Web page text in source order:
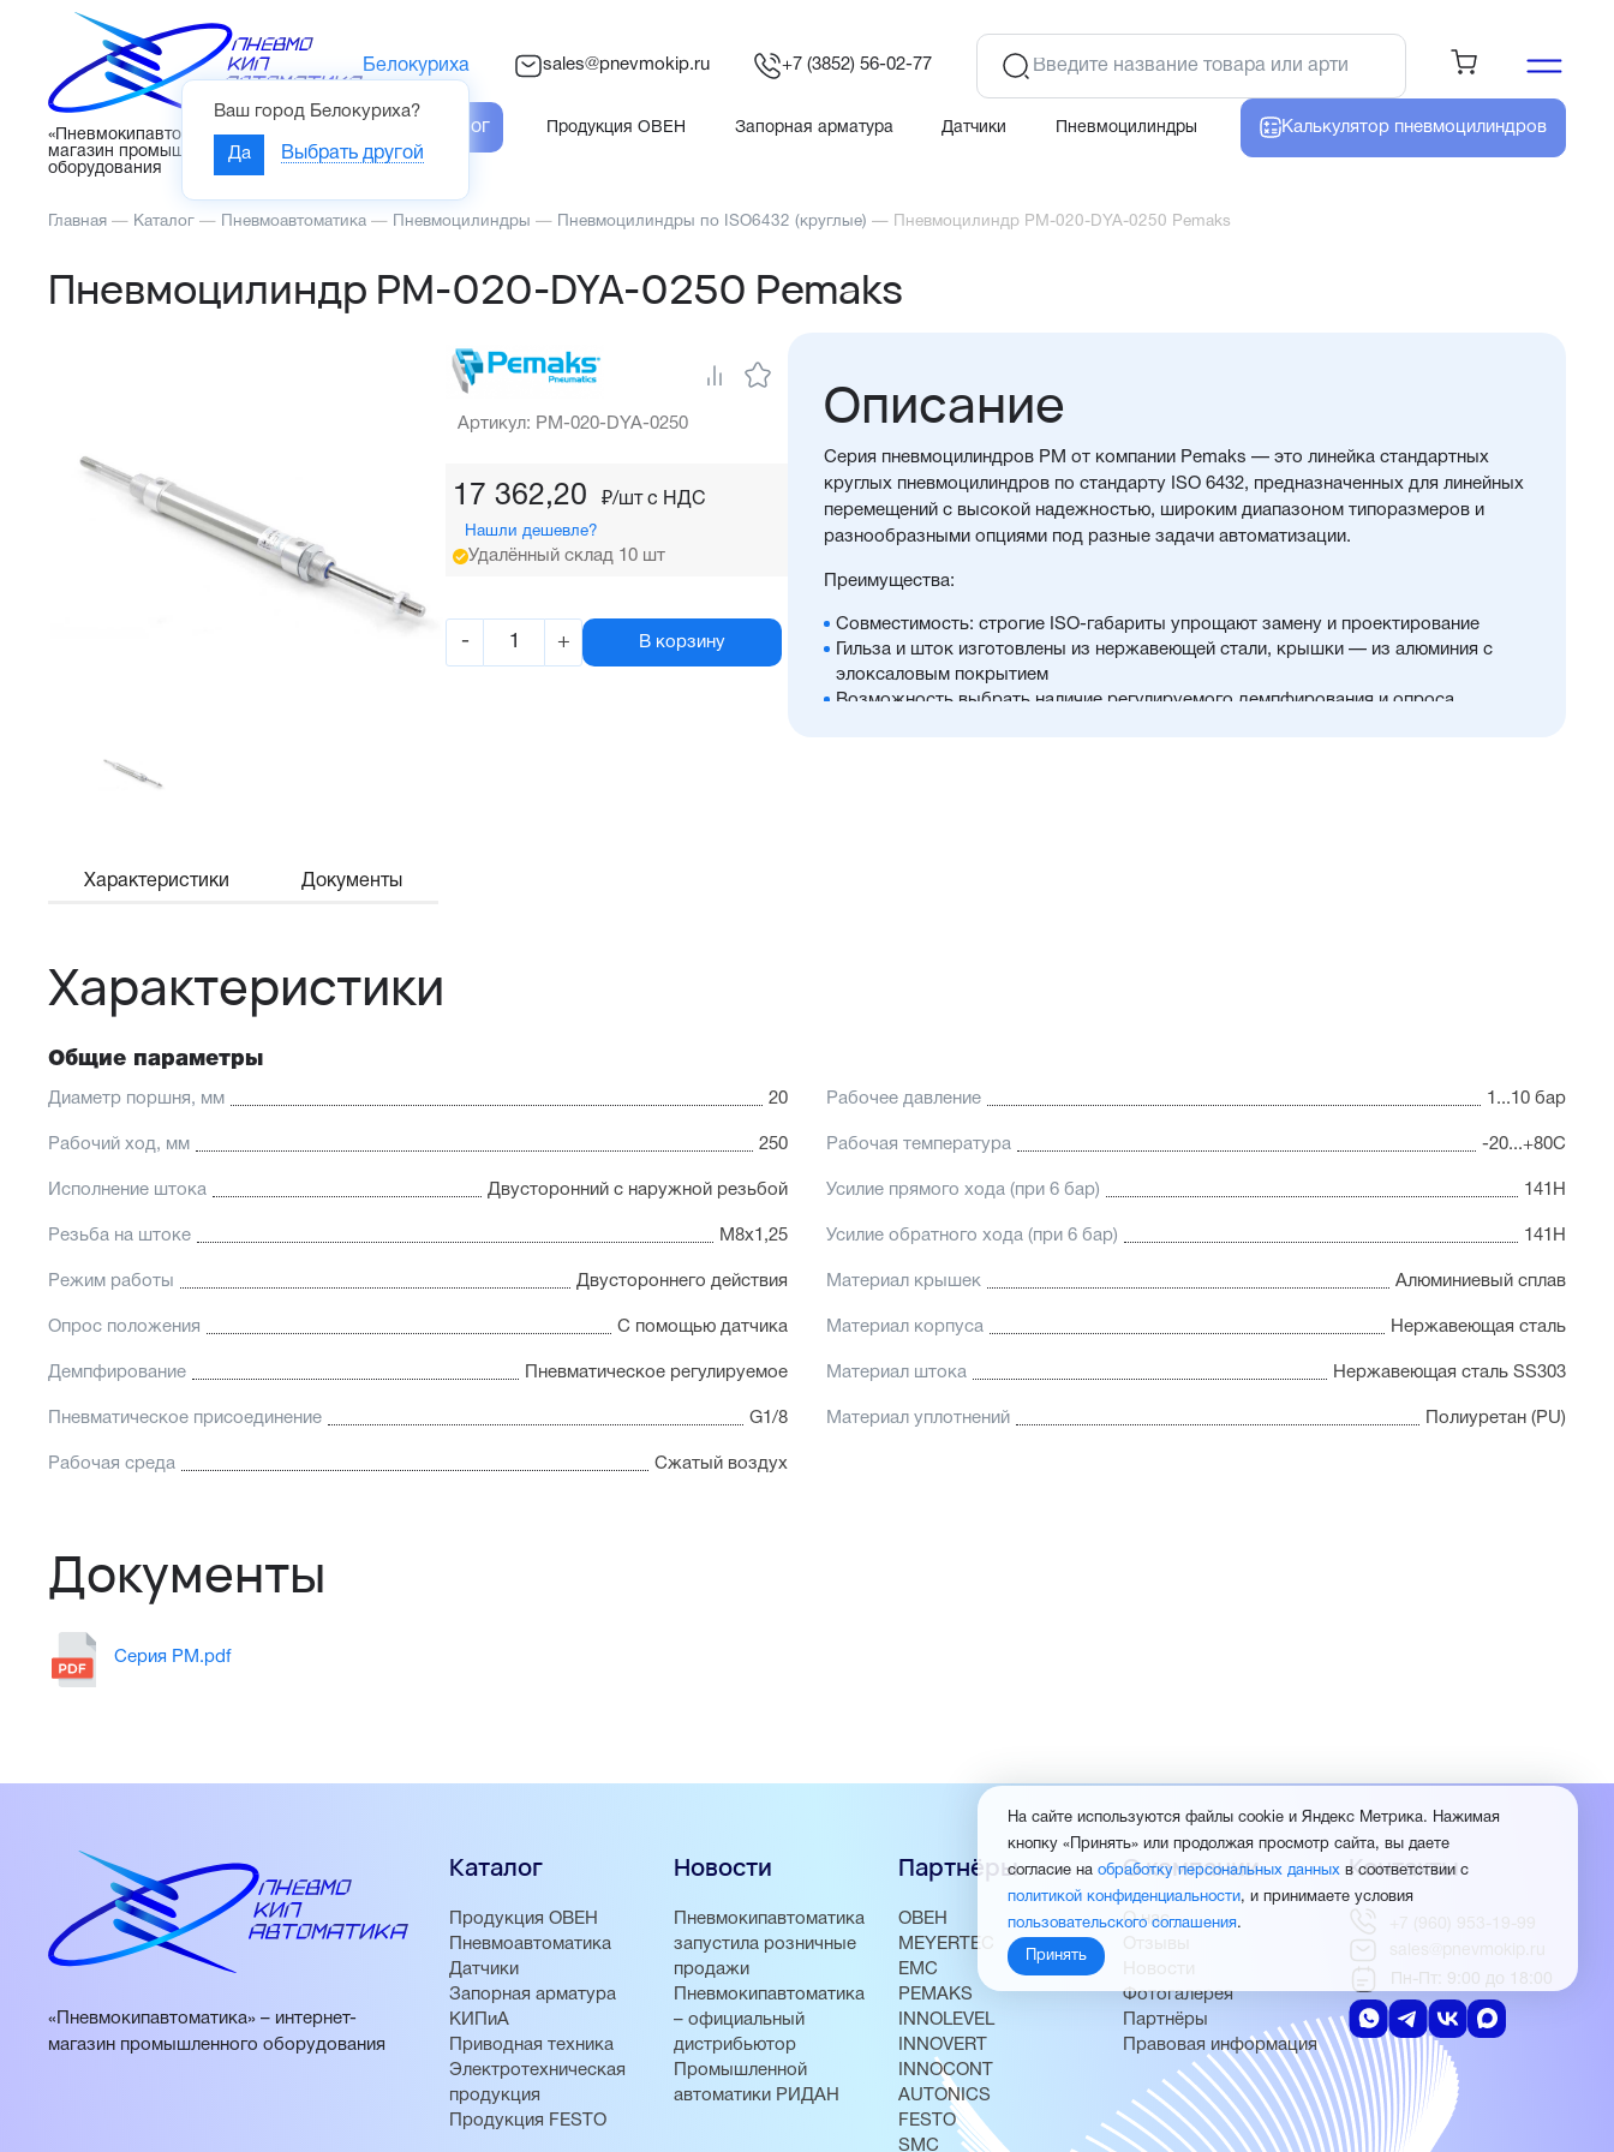
«Пневмокипавтоматика» – интернет-
магазин промышленного
оборудования
Белокуриха
Ваш город Белокуриха?
Да Выбрать другой
sales@pnevmokip.ru +7 (3852) 56-02-77
Каталог Продукция ОВЕН Запорная арматура Датчики Пневмоцилиндры Калькулятор пневмоцилиндров
Главная — Каталог — Пневмоавтоматика — Пневмоцилиндры — Пневмоцилиндры по ISO6432 (круглые) — Пневмоцилиндр PM-020-DYA-0250 Pemaks
Пневмоцилиндр PM-020-DYA-0250 Pemaks
Артикул: PM-020-DYA-0250
17 362,20 ₽/шт c НДС
Нашли дешевле?
Удалённый склад 10 шт
- + В корзину
Описание
Серия пневмоцилиндров PM от компании Pemaks — это линейка стандартных
круглых пневмоцилиндров по стандарту ISO 6432, предназначенных для линейных
перемещений с высокой надежностью, широким диапазоном типоразмеров и
разнообразными опциями под разные задачи автоматизации.
Преимущества:
Совместимость: строгие ISO-габариты упрощают замену и проектирование
Гильза и шток изготовлены из нержавеющей стали, крышки — из алюминия с
элоксаловым покрытием
Возможность выбрать наличие регулируемого демпфирования и опроса
Характеристики Документы
Характеристики
Общие параметры
Диаметр поршня, мм 20 Рабочее давление 1...10 бар
Рабочий ход, мм 250 Рабочая температура -20...+80С
Исполнение штока Двусторонний с наружной резьбой Усилие прямого хода (при 6 бар) 141Н
Резьба на штоке М8х1,25 Усилие обратного хода (при 6 бар) 141Н
Режим работы Двустороннего действия Материал крышек Алюминиевый сплав
Опрос положения С помощью датчика Материал корпуса Нержавеющая сталь
Демпфирование Пневматическое регулируемое Материал штока Нержавеющая сталь SS303
Пневматическое присоединение G1/8 Материал уплотнений Полиуретан (PU)
Рабочая среда Сжатый воздух
Документы
Серия PM.pdf
«Пневмокипавтоматика» – интернет-
магазин промышленного оборудования
Каталог
Продукция ОВЕН
Пневмоавтоматика
Датчики
Запорная арматура
КИПиА
Приводная техника
Электротехническая
продукция
Продукция FESTO
Новости
Пневмокипавтоматика
запустила розничные
продажи
Пневмокипавтоматика
– официальный
дистрибьютор
Промышленной
автоматики РИДАН
Партнёры
ОВЕН
MEYERTEC
EMC
PEMAKS
INNOLEVEL
INNOVERT
INNOCONT
AUTONICS
FESTO
SMC
О компании
О нас
Отзывы
Новости
Фотогалерея
Партнёры
Правовая информация
Контакты
+7 (960) 953-19-99
sales@pnevmokip.ru
Пн-Пт: 9:00 до 18:00
На сайте используются файлы cookie и Яндекс Метрика. Нажимая
кнопку «Принять» или продолжая просмотр сайта, вы даете
согласие на обработку персональных данных в соответствии с
политикой конфиденциальности, и принимаете условия
пользовательского соглашения.
Принять